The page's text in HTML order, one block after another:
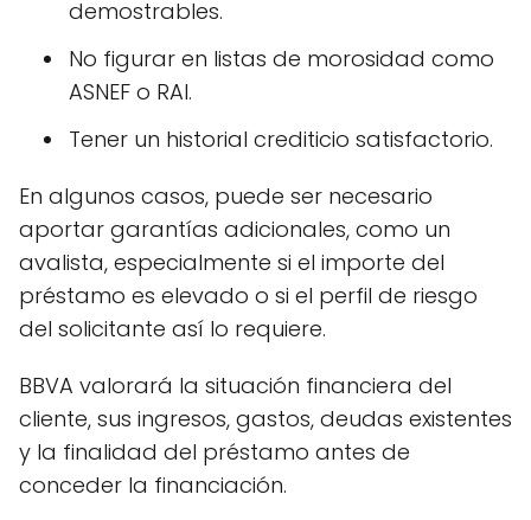
demostrables.
No figurar en listas de morosidad como
ASNEF o RAI.
Tener un historial crediticio satisfactorio.
En algunos casos, puede ser necesario
aportar garantías adicionales, como un
avalista, especialmente si el importe del
préstamo es elevado o si el perfil de riesgo
del solicitante así lo requiere.
BBVA valorará la situación financiera del
cliente, sus ingresos, gastos, deudas existentes
y la finalidad del préstamo antes de
conceder la financiación.